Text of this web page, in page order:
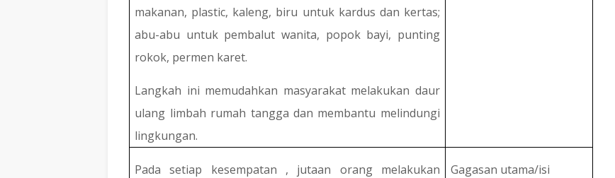
makanan, plastic, kaleng, biru untuk kardus dan kertas;
abu-abu untuk pembalut wanita, popok bayi, punting
rokok, permen karet.
Langkah ini memudahkan masyarakat melakukan daur
ulang limbah rumah tangga dan membantu melindungi
lingkungan.
Pada setiap kesempatan , jutaan orang melakukan
Gagasan utama/isi